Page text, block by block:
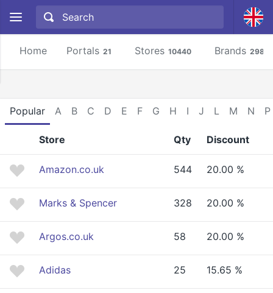
Home Portals 21 Stores 10440 Brands 2981
Popular A B C D E F G H I J L M N P
Store Qty Discount
Amazon.co.uk 544 20.00 %
Marks & Spencer 328 20.00 %
Argos.co.uk 58 20.00 %
Adidas 25 15.65 %